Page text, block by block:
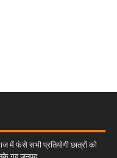
में फंसे सभी प्रतियोगी छात्रों को
गृह जनपद